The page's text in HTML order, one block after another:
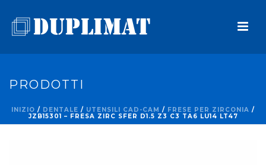
PRODOTTI
INIZIO / DENTALE / UTENSILI CAD-CAM / FRESE PER ZIRCONIA /
JZB15301 – FRESA ZIRC SFER D1.5 Z3 C3 TA6 LU14 LT47